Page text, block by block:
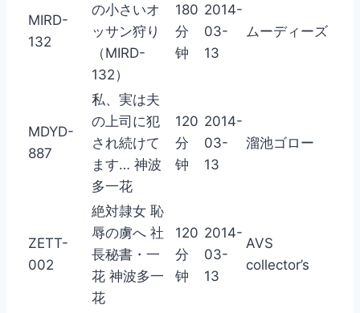
MIRD-
132
の小さいオ
ッサン狩り
（MIRD-
132）
180
分
钟
2014-
03-
13
ムーディーズ
MDYD-
887
私、実は夫
の上司に犯
され続けて
ます… 神波
多一花
120
分
钟
2014-
03-
13
溜池ゴロー
ZETT-
002
絶対隷女 恥
辱の虜へ 社
長秘書・一
花 神波多一
花
120
分
钟
2014-
03-
13
AVS
collector’s